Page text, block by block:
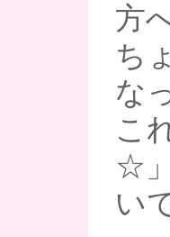
方
ち
な
こ
☆
い